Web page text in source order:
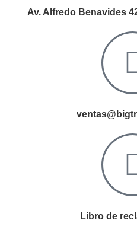
Av. Alfredo Benavides
Libro de